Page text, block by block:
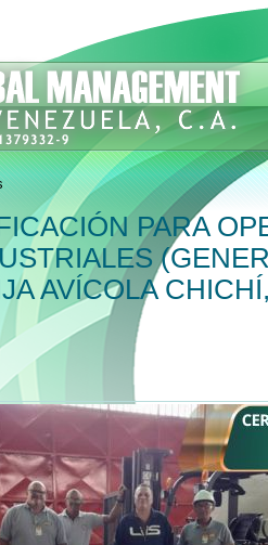
PARA
AVÍCOLA